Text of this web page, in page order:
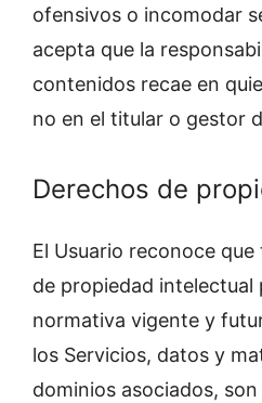
ofensivos o incomodar
acepta que la
contenidos recae en
no en el titular o gestor
Derechos de
El Usuario reconoce
de propiedad intelectual
normativa vigente y
los Servicios, datos y
dominios asociados,